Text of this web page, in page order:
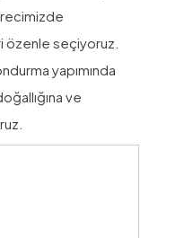
özenle seçiyoruz.
yapımında
ve